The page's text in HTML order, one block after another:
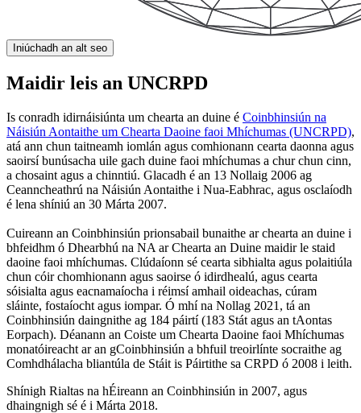
Iniúchadh an alt seo
Maidir leis an UNCRPD
Is conradh idirnáisiúnta um chearta an duine é Coinbhinsiún na
Náisiún Aontaithe um Chearta Daoine faoi Mhíchumas (UNCRPD),
atá ann chun taitneamh iomlán agus comhionann cearta daonna agus
saoirsí bunúsacha uile gach duine faoi mhíchumas a chur chun cinn,
a chosaint agus a chinntiú. Glacadh é an 13 Nollaig 2006 ag
Ceanncheathrú na Náisiún Aontaithe i Nua-Eabhrac, agus osclaíodh
é lena shíniú an 30 Márta 2007.
Cuireann an Coinbhinsiún prionsabail bunaithe ar chearta an duine i
bhfeidhm ó Dhearbhú na NA ar Chearta an Duine maidir le staid
daoine faoi mhíchumas. Clúdaíonn sé cearta sibhialta agus polaitiúla
chun cóir chomhionann agus saoirse ó idirdhealú, agus cearta
sóisialta agus eacnamaíocha i réimsí amhail oideachas, cúram
sláinte, fostaíocht agus iompar. Ó mhí na Nollag 2021, tá an
Coinbhinsiún daingnithe ag 184 páirtí (183 Stát agus an tAontas
Eorpach). Déanann an Coiste um Chearta Daoine faoi Mhíchumas
monatóireacht ar an gCoinbhinsiún a bhfuil treoirlínte socraithe ag
Comhdhálacha bliantúla de Stáit is Páirtithe sa CRPD ó 2008 i leith.
Shínigh Rialtas na hÉireann an Coinbhinsiún in 2007, agus
dhaingnigh sé é i Márta 2018.